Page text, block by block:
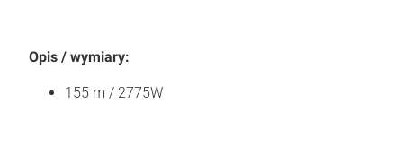
Opis / wymiary:
155 m / 2775W